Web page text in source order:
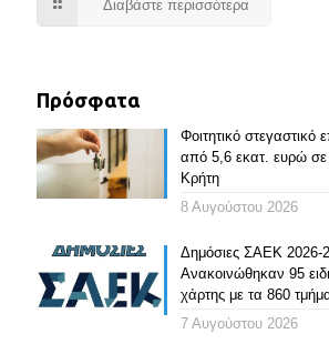
Διαβάστε περισσότερα
Πρόσφατα
Φοιτητικό
από 5,6 εκατ. ευρώ σε
Κρήτη
8 Αυγούστου 2026
Δημόσιες ΣΑΕΚ 2026-
Ανακοινώθηκαν 95
χάρτης με τα 860
7 Αυγούστου 2026